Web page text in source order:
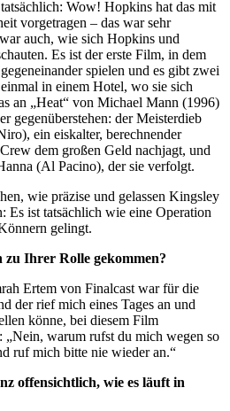
tatsächlich: Wow! Hopkins hat das mit
vorgetragen – das war sehr
auch, wie sich Hopkins und
Es ist der erste Film, in dem
spielen und es gibt zwei
in einem Hotel, wo sie sich
an „Heat“ von Michael Mann (1996)
gegenüberstehen: der Meisterdieb
ein eiskalter, berechnender
dem großen Geld nachjagt, und
(Al Pacino), der sie verfolgt.
wie präzise und gelassen Kingsley
Es ist tatsächlich wie eine Operation
gelingt.
Ihrer Rolle gekommen?
Ertem von Finalcast war für die
der rief mich eines Tages an und
könne, bei diesem Film
„Nein, warum rufst du mich wegen so
ruf mich bitte nie wieder an.“
offensichtlich, wie es läuft in